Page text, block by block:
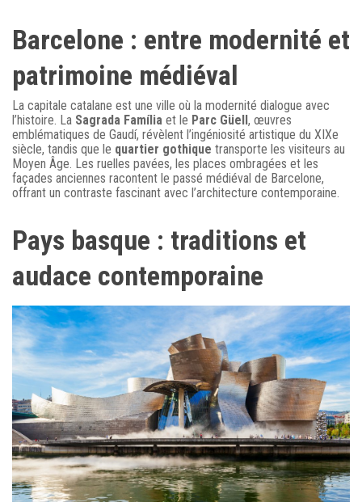
Barcelone : entre modernité et
patrimoine médiéval
La capitale catalane est une ville où la modernité dialogue avec
l’histoire. La Sagrada Família et le Parc Güell , œuvres
emblématiques de Gaudí, révèlent l’ingéniosité artistique du XIXe
siècle, tandis que le quartier gothique transporte les visiteurs au
Moyen Âge. Les ruelles pavées, les places ombragées et les
façades anciennes racontent le passé médiéval de Barcelone,
offrant un contraste fascinant avec l’architecture contemporaine.
Pays basque : traditions et
audace contemporaine